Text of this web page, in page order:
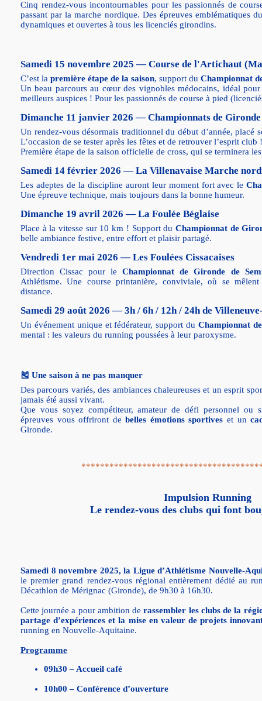
Cinq rendez-vous incontournables pour les passionnés de
passant par la marche nordique. Des épreuves emblématiques
dynamiques et ouvertes à tous les licenciés girondins.
Samedi 15 novembre 2025 —Course de l'Artichaut
C’est la première étape de la saison, support du Championnat
Un beau parcours au cœur des vignobles médocains, idéal
meilleurs auspices ! Pour les passionnés de course à pied
Dimanche 11 janvier 2026 —Championnats de
Un rendez-vous désormais traditionnel du début d’année, placé
L’occasion de se tester après les fêtes et de retrouver l’esprit club !
Première étape de la saison officielle de cross, qui se terminera
Samedi 14 février 2026 —La Villenavaise Marche
Les adeptes de la discipline auront leur moment fort avec le
Une épreuve technique, mais toujours dans la bonne humeur.
Dimanche 19 avril 2026 —La Foulée Béglaise
Place à la vitesse sur 10 km ! Support du Championnat de
belle ambiance festive, entre effort et plaisir partagé.
Vendredi 1er mai 2026 —Les Foulées Cissacaises
Direction Cissac pour leChampionnat de Gironde de
Athlétisme. Une course printanière, conviviale, où se
distance.
Samedi 29 août 2026 —3h / 6h / 12h / 24h de
Un événement unique et fédérateur, support du Championnat
mental : les valeurs du running poussées à leur paroxysme.
🎽 Une saison à ne pas manquer
Des parcours variés, des ambiances chaleureuses et un esprit
jamais été aussi vivant.
Que vous soyez compétiteur, amateur de défi personnel ou
épreuves vous offriront debelles émotions sportives et un
Gironde.
Impulsion Running
Le rendez-vous des clubs qui font
Samedi 8 novembre 2025, la Ligue d’Athlétisme Nouvelle-
le premier grand rendez-vous régional entièrement dédié au
Décathlon de Mérignac (Gironde), de 9h30 à 16h30.
Cette journée a pour ambition derassembler les clubs de la
partage d’expériences et la mise en valeur de projets
running en Nouvelle-Aquitaine.
Programme
09h30 – Accueil café
10h00 – Conférence d’ouverture